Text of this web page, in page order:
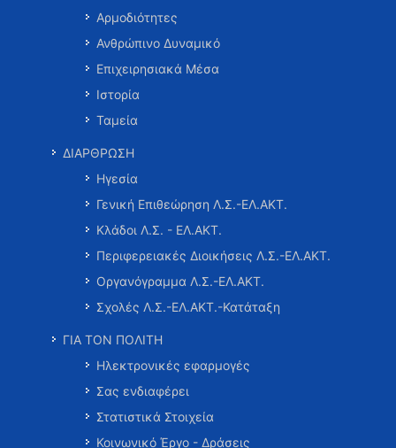
Αρμοδιότητες
Ανθρώπινο Δυναμικό
Επιχειρησιακά Μέσα
Ιστορία
Ταμεία
ΔΙΑΡΘΡΩΣΗ
Ηγεσία
Γενική Επιθεώρηση Λ.Σ.-ΕΛ.ΑΚΤ.
Κλάδοι Λ.Σ. - ΕΛ.ΑΚΤ.
Περιφερειακές Διοικήσεις Λ.Σ.-ΕΛ.ΑΚΤ.
Οργανόγραμμα Λ.Σ.-ΕΛ.ΑΚΤ.
Σχολές Λ.Σ.-ΕΛ.ΑΚΤ.-Κατάταξη
ΓΙΑ ΤΟΝ ΠΟΛΙΤΗ
Ηλεκτρονικές εφαρμογές
Σας ενδιαφέρει
Στατιστικά Στοιχεία
Κοινωνικό Έργο - Δράσεις